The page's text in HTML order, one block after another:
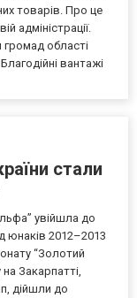
товарів. Про це
адміністрації.
області
вантажі
стали
увійшла до
юнаків 2012–2013
“Золотий
Закарпатті,
дійшли до